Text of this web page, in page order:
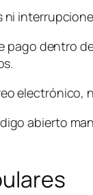
dentro
electrónico,
abierto